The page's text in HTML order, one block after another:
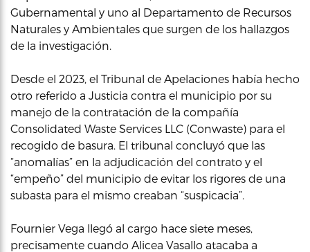
Gubernamental y uno al Departamento de Recursos
Naturales y Ambientales que surgen de los hallazgos
de la investigación.
Desde el 2023, el Tribunal de Apelaciones había hecho
otro referido a Justicia contra el municipio por su
manejo de la contratación de la compañía
Consolidated Waste Services LLC (Conwaste) para el
recogido de basura. El tribunal concluyó que las
“anomalías” en la adjudicación del contrato y el
“empeño” del municipio de evitar los rigores de una
subasta para el mismo creaban “suspicacia”.
Fournier Vega llegó al cargo hace siete meses,
precisamente cuando Alicea Vasallo atacaba a